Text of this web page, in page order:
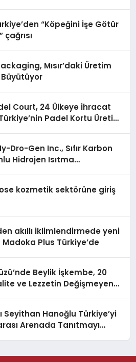
“Köpeğini İşe Götür
çağrısı
Mısır’daki Üretim
Court, 24 Ülkeye İhracat
Padel Kortu Üretim
Dro-Gen Inc., Sıfır Karbon
Hidrojen Isıtma
kozmetik sektörüne giriş
akıllı iklimlendirmede yeni
Plus Türkiye’de
Beylik İşkembe, 20
ve Lezzetin Değişmeyen
Seyithan Hanoğlu Türkiye’yi
Arenada Tanıtmayı